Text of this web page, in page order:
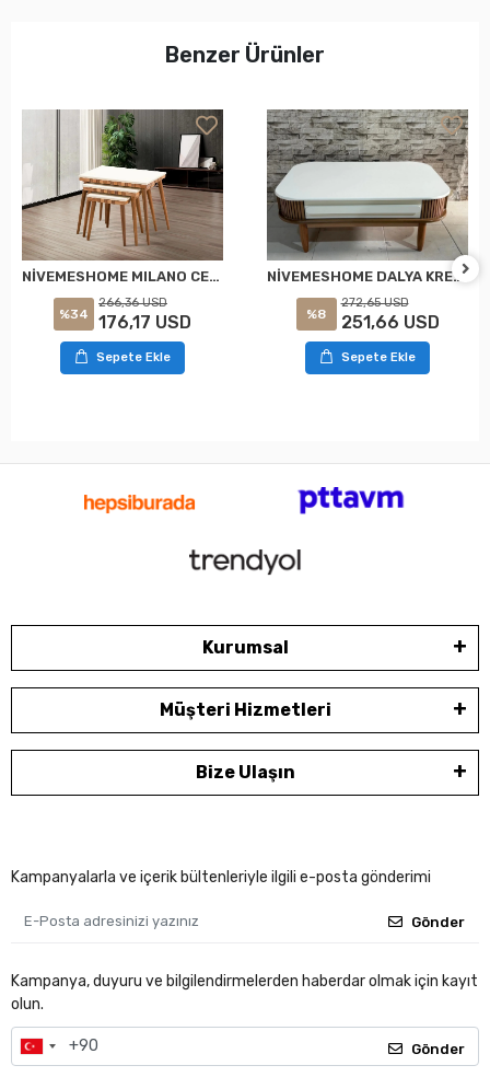
Benzer Ürünler
NİVEMESHOME MILANO CEVIZ-KREM ANGOLARE TAVOLINO
%34
266,36 USD
176,17 USD
Sepete Ekle
NİVEMESHOME DALYA KREM-NOCE TAVOLINO MEDIO
%8
272,65 USD
251,66 USD
Sepete Ekle
Kurumsal
Müşteri Hizmetleri
Bize Ulaşın
Kampanyalarla ve içerik bültenleriyle ilgili e-posta gönderimi
Gönder
Kampanya, duyuru ve bilgilendirmelerden haberdar olmak için kayıt
olun.
Gönder